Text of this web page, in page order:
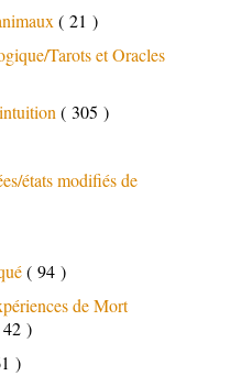
( 21 )
Tarots et Oracles
( 305 )
états modifiés de
( 94 )
de Mort
)
)